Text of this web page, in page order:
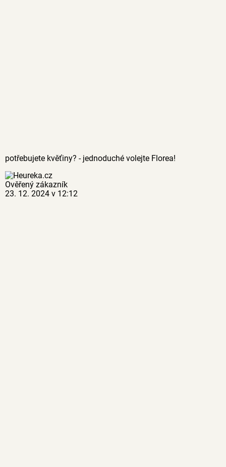
potřebujete kvěťiny? - jednoduché volejte Florea!
Ověřený zákazník
23. 12. 2024 v 12:12